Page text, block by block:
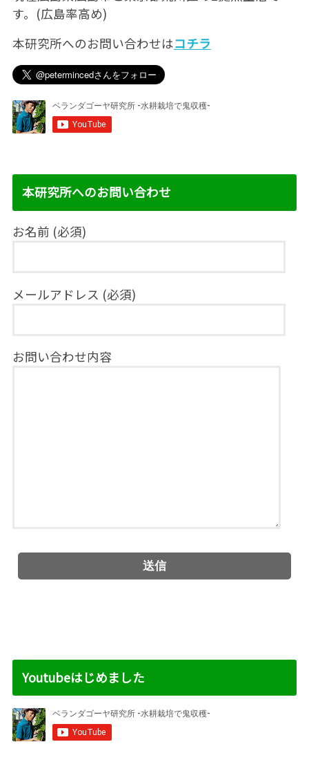
す。(広島率高め)
本研究所へのお問い合わせはコチラ
本研究所へのお問い合わせ
お名前 (必須)
メールアドレス (必須)
お問い合わせ内容
Youtubeはじめました